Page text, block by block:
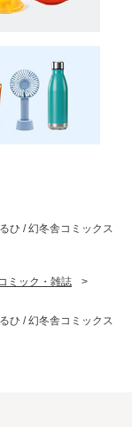
ひ / 幻冬舎コミックス
ミック・雑誌
>
ひ / 幻冬舎コミックス